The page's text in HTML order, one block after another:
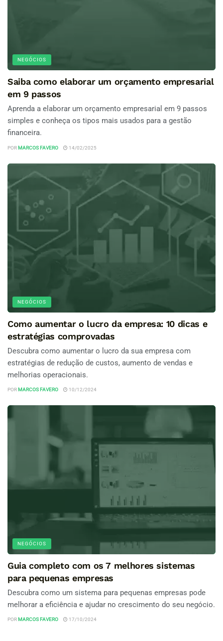
NEGÓCIOS
Saiba como elaborar um orçamento empresarial
em 9 passos
Aprenda a elaborar um orçamento empresarial em 9 passos
simples e conheça os tipos mais usados para a gestão
financeira.
POR MARCOS FAVERO 14/02/2025
NEGÓCIOS
Como aumentar o lucro da empresa: 10 dicas e
estratégias comprovadas
Descubra como aumentar o lucro da sua empresa com
estratégias de redução de custos, aumento de vendas e
melhorias operacionais.
POR MARCOS FAVERO 10/12/2024
NEGÓCIOS
Guia completo com os 7 melhores sistemas
para pequenas empresas
Descubra como um sistema para pequenas empresas pode
melhorar a eficiência e ajudar no crescimento do seu negócio.
POR MARCOS FAVERO 17/10/2024